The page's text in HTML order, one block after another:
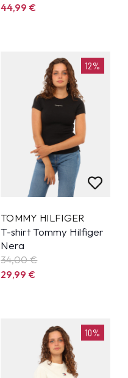
44,99€
12%
TOMMY HILFIGER
T-shirt Tommy Hilfiger
Nera
34,00 €
29,99€
10%